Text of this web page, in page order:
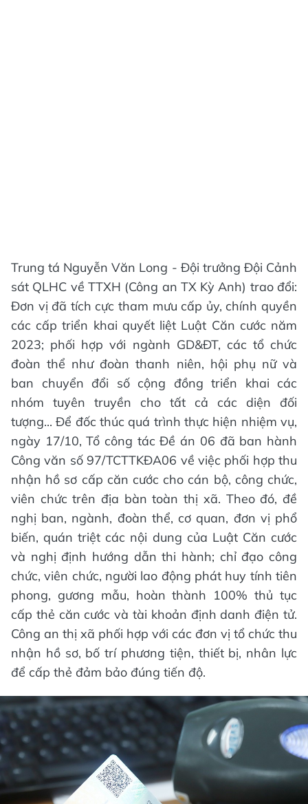
Trung tá Nguyễn Văn Long - Đội trưởng Đội Cảnh
sát QLHC về TTXH (Công an TX Kỳ Anh) trao đổi:
Đơn vị đã tích cực tham mưu cấp ủy, chính quyền
các cấp triển khai quyết liệt Luật Căn cước năm
2023; phối hợp với ngành GD&ĐT, các tổ chức
đoàn thể như đoàn thanh niên, hội phụ nữ và
ban chuyển đổi số cộng đồng triển khai các
nhóm tuyên truyền cho tất cả các diện đối
tượng... Để đốc thúc quá trình thực hiện nhiệm vụ,
ngày 17/10, Tổ công tác Đề án 06 đã ban hành
Công văn số 97/TCTTKĐA06 về việc phối hợp thu
nhận hồ sơ cấp căn cước cho cán bộ, công chức,
viên chức trên địa bàn toàn thị xã. Theo đó, đề
nghị ban, ngành, đoàn thể, cơ quan, đơn vị phổ
biến, quán triệt các nội dung của Luật Căn cước
và nghị định hướng dẫn thi hành; chỉ đạo công
chức, viên chức, người lao động phát huy tính tiên
phong, gương mẫu, hoàn thành 100% thủ tục
cấp thẻ căn cước và tài khoản định danh điện tử.
Công an thị xã phối hợp với các đơn vị tổ chức thu
nhận hồ sơ, bố trí phương tiện, thiết bị, nhân lực
để cấp thẻ đảm bảo đúng tiến độ.